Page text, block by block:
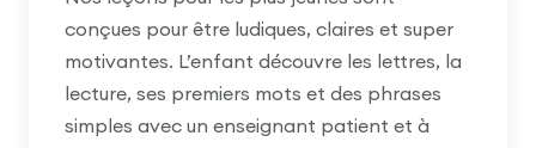
conçues pour être ludiques, claires et super
motivantes. L’enfant découvre les lettres, la
lecture, ses premiers mots et des phrases
simples avec un enseignant patient et à